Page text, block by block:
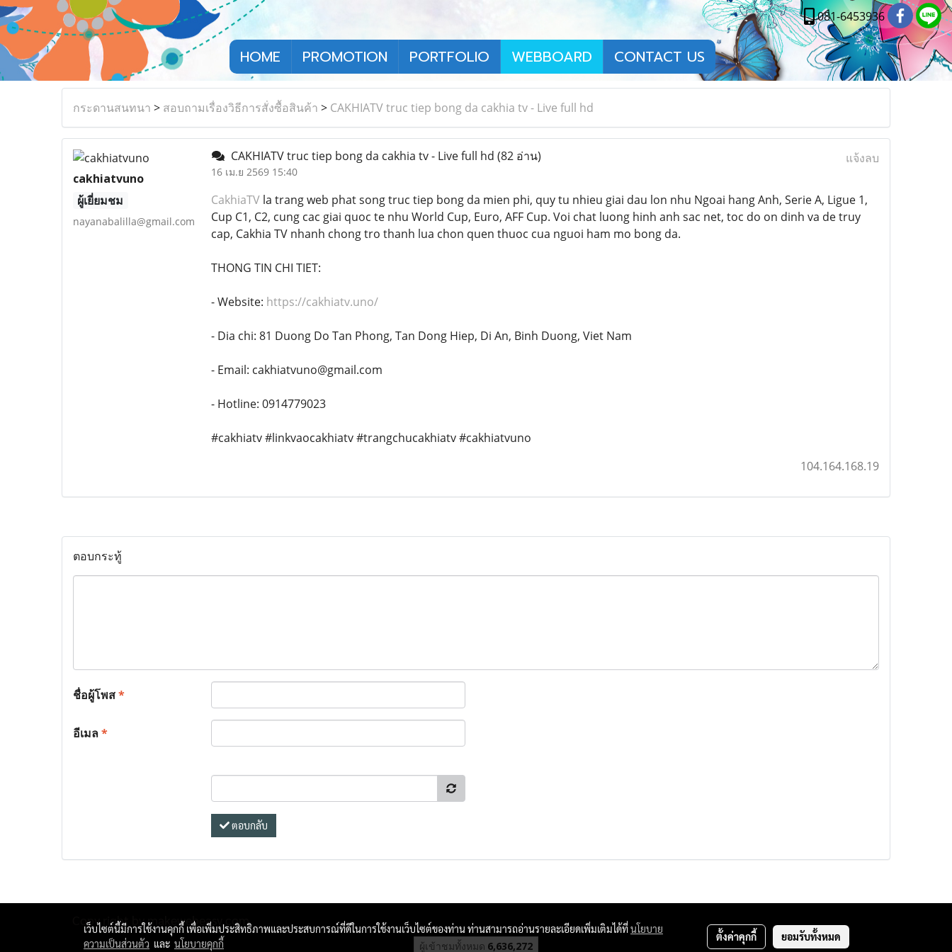
081-6453936
HOME PROMOTION PORTFOLIO WEBBOARD CONTACT US
กระดานสนทนา > สอบถามเรื่องวิธีการสั่งซื้อสินค้า > CAKHIATV truc tiep bong da cakhia tv - Live full hd
cakhiatvuno
ผู้เยี่ยมชม
nayanabalilla@gmail.com
CAKHIATV truc tiep bong da cakhia tv - Live full hd (82 อ่าน)
16 เม.ย 2569 15:40
แจ้งลบ
CakhiaTVla trang web phat song truc tiep bong da mien phi, quy tu nhieu giai dau lon nhu Ngoai hang Anh, Serie A, Ligue 1,
Cup C1, C2, cung cac giai quoc te nhu World Cup, Euro, AFF Cup. Voi chat luong hinh anh sac net, toc do on dinh va de truy
cap, Cakhia TV nhanh chong tro thanh lua chon quen thuoc cua nguoi ham mo bong da.
THONG TIN CHI TIET:
- Website: https://cakhiatv.uno/
- Dia chi: 81 Duong Do Tan Phong, Tan Dong Hiep, Di An, Binh Duong, Viet Nam
- Email: cakhiatvuno@gmail.com
- Hotline: 0914779023
#cakhiatv #linkvaocakhiatv #trangchucakhiatv #cakhiatvuno
104.164.168.19
ตอบกระทู้
ชื่อผู้โพส*
อีเมล*
ตอบกลับ
Copy right by makewebeasy.com
ผู้เข้าชมทั้งหมด 6,636,272
เว็บไซต์นี้มีการใช้งานคุกกี้ เพื่อเพิ่มประสิทธิภาพและประสบการณ์ที่ดีในการใช้งานเว็บไซต์ของท่าน ท่านสามารถอ่านรายละเอียดเพิ่มเติมได้ที่นโยบาย
ความเป็นส่วนตัว และ นโยบายคุกกี้
ตั้งค่าคุกกี้ ยอมรับทั้งหมด